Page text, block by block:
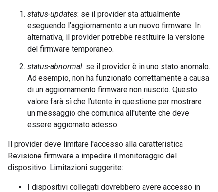
status-updates: se il provider sta attualmente
eseguendo l'aggiornamento a un nuovo firmware. In
alternativa, il provider potrebbe restituire la versione
del firmware temporaneo.
status-abnormal: se il provider è in uno stato anomalo.
Ad esempio, non ha funzionato correttamente a causa
di un aggiornamento firmware non riuscito. Questo
valore farà sì che l'utente in questione per mostrare
un messaggio che comunica all'utente che deve
essere aggiornato adesso.
Il provider deve limitare l'accesso alla caratteristica
Revisione firmware a impedire il monitoraggio del
dispositivo. Limitazioni suggerite:
I dispositivi collegati dovrebbero avere accesso in